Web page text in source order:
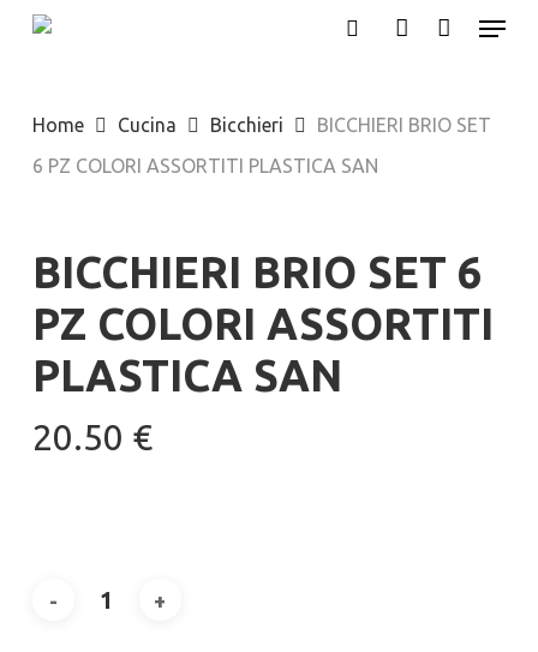
Skip
content
Menu
Home Cucina Bicchieri
BICCHIERI BRIO SET
6 PZ COLORI ASSORTITI PLASTICA SAN
BICCHIERI BRIO SET 6
PZ COLORI ASSORTITI
PLASTICA SAN
20.50 €
Menu